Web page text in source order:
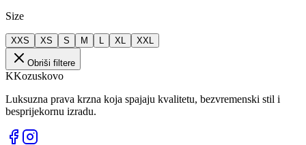
Size
XXS XS S M L XL XXL
Obriši filtere
KKozuskovo
Luksuzna prava krzna koja spajaju kvalitetu, bezvremenski stil i
besprijekornu izradu.